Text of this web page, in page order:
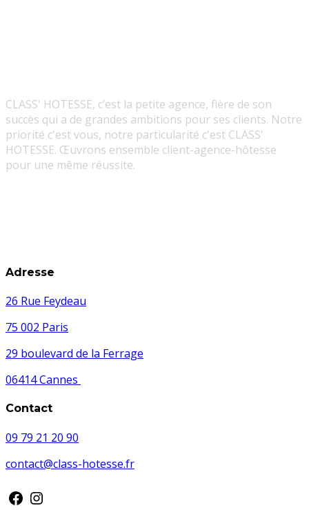
CLASS' HOTESSE, c’est la petite agence, fière de son
succès qui a de grandes ambitions pour ses clients. Notre
priorité c'est vous, notre particularité c'est CLASS'
HOTESSE. Œuvrons ensemble client-agence-hôtesse
pour une même réussite.
Adresse
26 Rue Feydeau
75 002 Paris
29 boulevard de la Ferrage
06414 Cannes
Contact
09 79 21 20 90
contact@class-hotesse.fr
Facebook
Instagram